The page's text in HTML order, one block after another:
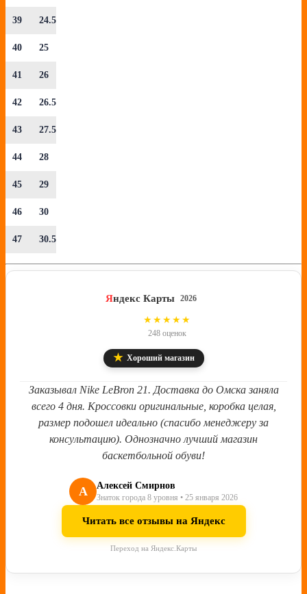
39 24.5
40 25
41 26
42 26.5
43 27.5
44 28
45 29
46 30
47 30.5
Яндекс Карты 2026
★★★★★
248 оценок
★ Хороший магазин
Заказывал Nike LeBron 21. Доставка до Омска заняла
всего 4 дня. Кроссовки оригинальные, коробка целая,
размер подошел идеально (спасибо менеджеру за
консультацию). Однозначно лучший магазин
баскетбольной обуви!
А Алексей Смирнов
Знаток города 8 уровня • 25 января 2026
Читать все отзывы на Яндекс
Переход на Яндекс.Карты